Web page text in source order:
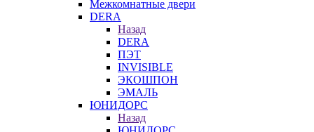
Межкомнатные двери
DERA
Назад
DERA
ПЭТ
INVISIBLE
ЭКОШПОН
ЭМАЛЬ
ЮНИДОРС
Назад